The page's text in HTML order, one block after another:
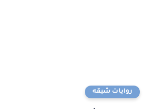
روايات شيقه